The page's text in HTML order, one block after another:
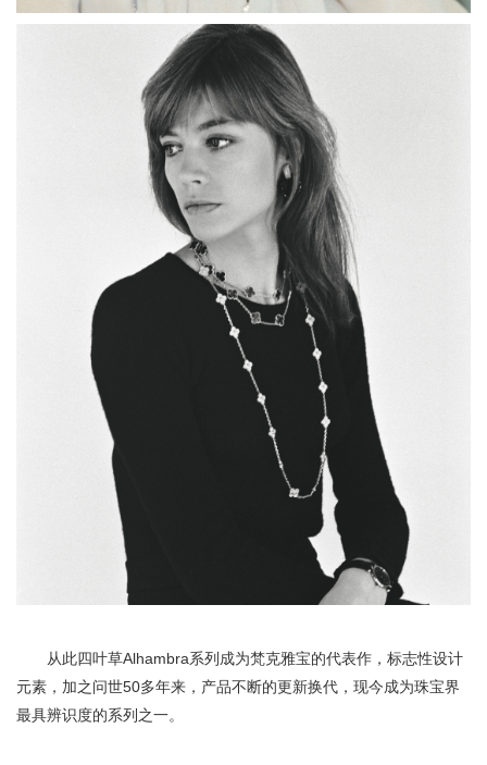
从此四叶草Alhambra系列成为梵克雅宝的代表作，标志性设计
元素，加之问世50多年来，产品不断的更新换代，现今成为珠宝界
最具辨识度的系列之一。